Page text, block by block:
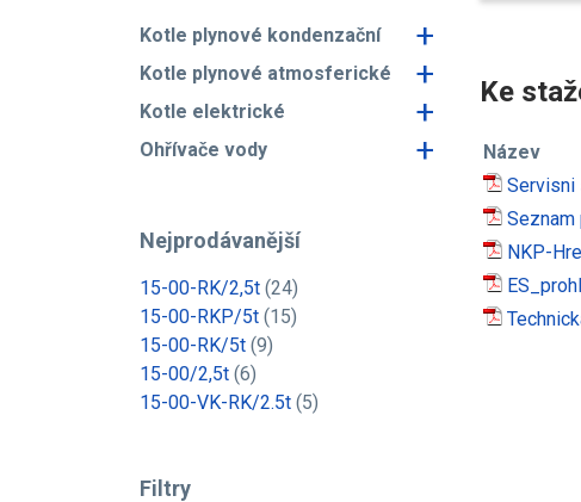
Kotle plynové kondenzační +
Kotle plynové atmosferické +
Kotle elektrické +
Ohřívače vody +
Nejprodávanější
15-00-RK/2,5t (24)
15-00-RKP/5t (15)
15-00-RK/5t (9)
15-00/2,5t (6)
15-00-VK-RK/2.5t (5)
Filtry
Ke
Název
Servisni
Seznam
NKP-